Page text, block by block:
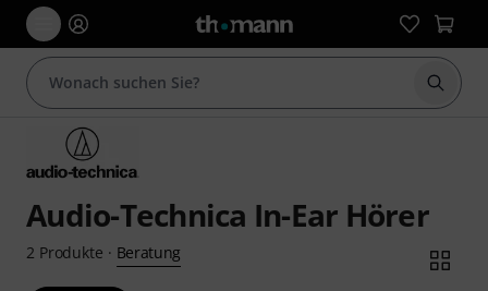
Suche
Audio-Technica In-Ear Hörer
2 Produkte · Beratung